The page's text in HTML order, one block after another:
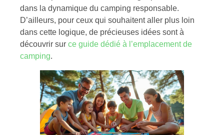
dans la dynamique du camping responsable.
D’ailleurs, pour ceux qui souhaitent aller plus loin
dans cette logique, de précieuses idées sont à
découvrir sur ce guide dédié à l’emplacement de
camping.